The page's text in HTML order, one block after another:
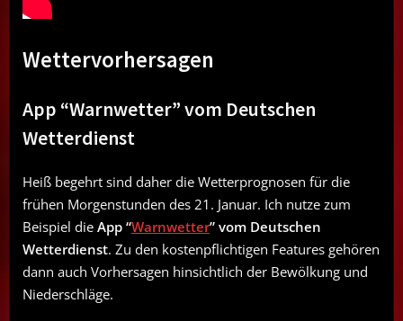
Wettervorhersagen
App “Warnwetter” vom Deutschen
Wetterdienst
Heiß begehrt sind daher die Wetterprognosen für die
frühen Morgenstunden des 21. Januar. Ich nutze zum
Beispiel die App “Warnwetter” vom Deutschen
Wetterdienst. Zu den kostenpflichtigen Features gehören
dann auch Vorhersagen hinsichtlich der Bewölkung und
Niederschläge.